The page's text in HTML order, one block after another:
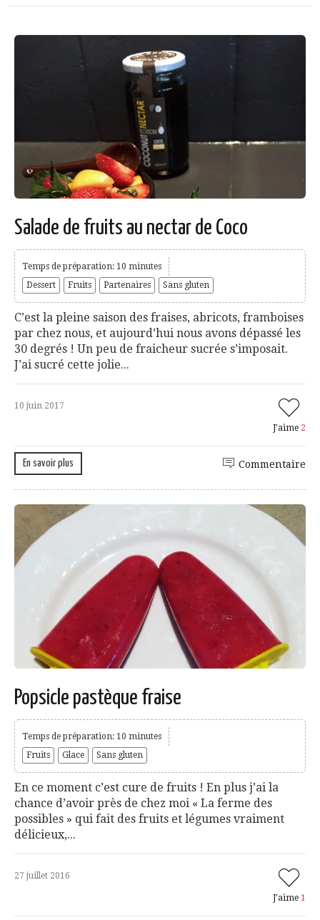
Salade de fruits au nectar de Coco
Temps de préparation: 10 minutes
Dessert
Fruits Partenaires Sans gluten
C’est la pleine saison des fraises, abricots, framboises
par chez nous, et aujourd’hui nous avons dépassé les
30 degrés ! Un peu de fraicheur sucrée s’imposait.
J’ai sucré cette jolie...
10 juin 2017
J'aime 2
En savoir plus Commentaire
Popsicle pastèque fraise
Temps de préparation: 10 minutes
Fruits
Glace Sans gluten
En ce moment c’est cure de fruits ! En plus j’ai la
chance d’avoir près de chez moi « La ferme des
possibles » qui fait des fruits et légumes vraiment
délicieux,...
27 juillet 2016
J'aime 1